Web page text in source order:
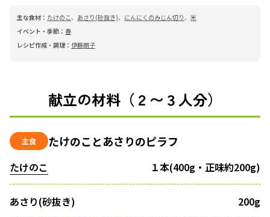
主な食材： たけのこ、 あさり(砂抜き)、 にんにくのみじん切り、 米
イベント・季節： 春
レシピ作成・調理： 伊藤朗子
献立の材料（２〜３人分）
主食 たけのことあさりのピラフ
たけのこ １本(400g・正味約200g)
あさり(砂抜き) 200g